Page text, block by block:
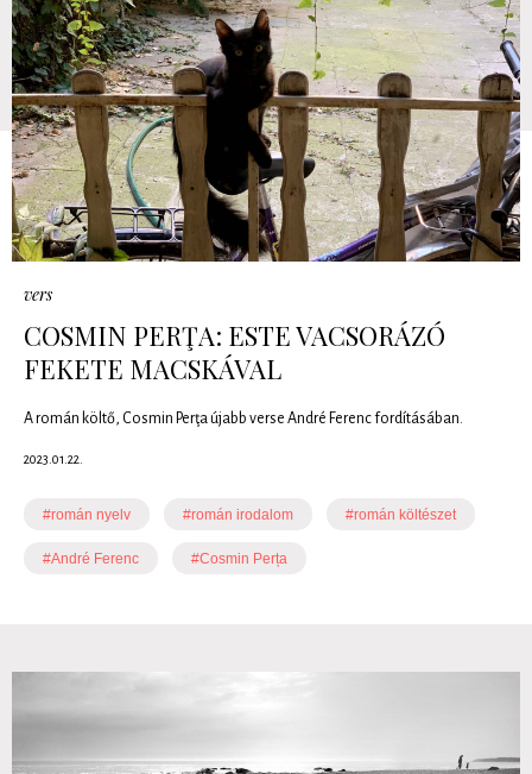
vers
COSMIN PERŢA: ESTE VACSORÁZÓ
FEKETE MACSKÁVAL
A román költő, Cosmin Perţa újabb verse André Ferenc fordításában.
2023.01.22.
#román nyelv #román irodalom #román költészet
#André Ferenc #Cosmin Perța